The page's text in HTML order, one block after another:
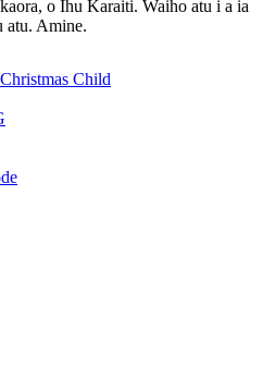
o Ihu Karaiti. Waiho atu i a ia
atu. Amine.